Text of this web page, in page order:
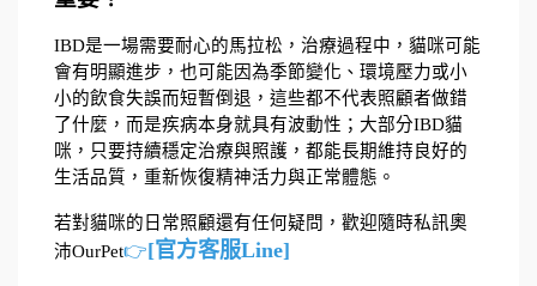
IBD是一場需要耐心的馬拉松，治療過程中，貓咪可能
會有明顯進步，也可能因為季節變化、環境壓力或小
小的飲食失誤而短暫倒退，這些都不代表照顧者做錯
了什麼，而是疾病本身就具有波動性；大部分IBD貓
咪，只要持續穩定治療與照護，都能長期維持良好的
生活品質，重新恢復精神活力與正常體態。
若對貓咪的日常照顧還有任何疑問，歡迎隨時私訊奧
沛OurPet👉[官方客服Line]